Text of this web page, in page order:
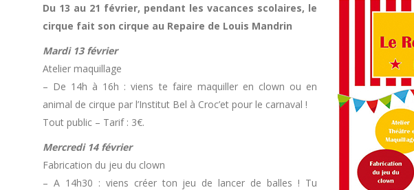
Du 13 au 21 février, pendant les vacances scolaires, le
cirque fait son cirque au Repaire de Louis Mandrin
Mardi 13 février
Atelier maquillage
– De 14h à 16h : viens te faire maquiller en clown ou en
animal de cirque par l’Institut Bel à Croc’et pour le carnaval !
Tout public – Tarif : 3€.
Mercredi 14 février
Fabrication du jeu du clown
– A 14h30 : viens créer ton jeu de lancer de balles ! Tu